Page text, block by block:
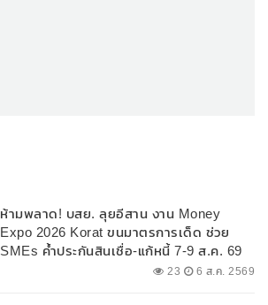
ห้ามพลาด! บสย. ลุยอีสาน งาน Money
Expo 2026 Korat ขนมาตรการเด็ด ช่วย
SMEs ค้ำประกันสินเชื่อ-แก้หนี้ 7-9 ส.ค. 69
23 6 ส.ค. 2569